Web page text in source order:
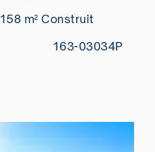
158 m² Construit
163-03034P